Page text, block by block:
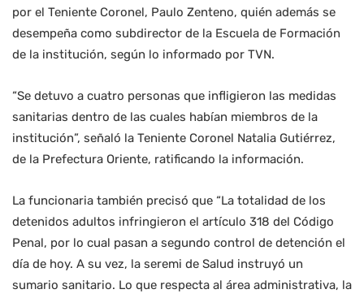
por el Teniente Coronel, Paulo Zenteno, quién además se
desempeña como subdirector de la Escuela de Formación
de la institución, según lo informado por TVN.
“Se detuvo a cuatro personas que infligieron las medidas
sanitarias dentro de las cuales habían miembros de la
institución”, señaló la Teniente Coronel Natalia Gutiérrez,
de la Prefectura Oriente, ratificando la información.
La funcionaria también precisó que “La totalidad de los
detenidos adultos infringieron el artículo 318 del Código
Penal, por lo cual pasan a segundo control de detención el
día de hoy. A su vez, la seremi de Salud instruyó un
sumario sanitario. Lo que respecta al área administrativa, la